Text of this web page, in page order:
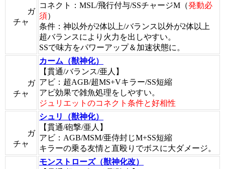
ガ
チャ
コネクト：MSL/飛行付与/SSチャージM（発動必
須）
条件：神以外が2体以上/バランス以外が2体以上
超バランスにより火力を出しやすい。
SSで味方をパワーアップ＆加速状態に。
ガ
チャ
カーム（獣神化）
【貫通/バランス/亜人】
アビ：超AGB/超MS+Vキラー/SS短縮
アビ効果で雑魚処理をしやすい。
ジュリエットのコネクト条件と好相性
ガ
チャ
シュリ（獣神化）
【貫通/砲撃/亜人】
アビ：AGB/MSM/亜侍封じM+SS短縮
キラーの乗る友情と直殴りでボスに大ダメージ。
モンストローズ（獣神化改）